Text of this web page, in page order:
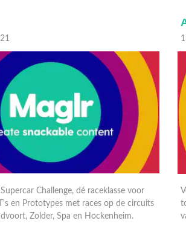
Challenge, dé raceklasse voor
en Prototypes met races op de circuits
Zolder, Spa en Hockenheim.